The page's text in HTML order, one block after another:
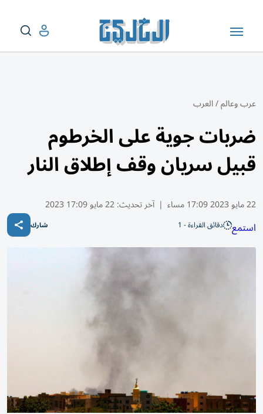
عرب وعالم/العرب
ضربات جوية على الخرطوم
قبيل سريان وقف إطلاق النار
22 مايو 2023 17:09 مساء | آخر تحديث:22 مايو 17:09 2023
استمع دقائق القراءة - 1 شارك